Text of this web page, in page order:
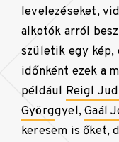
levelezéseket,
alkotók arról
születik egy kép,
időnként ezek a
például Reigl
Györggyel,Gaál
keresem is őket,